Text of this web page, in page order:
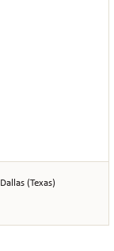
(Texas)